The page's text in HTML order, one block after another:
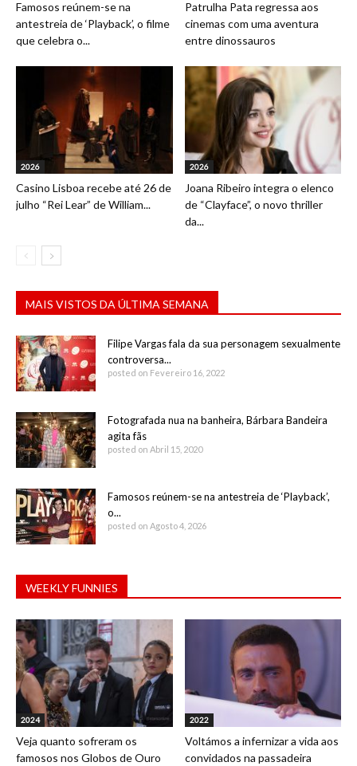
Famosos reúnem-se na
antestreia de ‘Playback’, o filme
que celebra o...
Patrulha Pata regressa aos
cinemas com uma aventura
entre dinossauros
2026
Casino Lisboa recebe até 26 de
julho “Rei Lear” de William...
2026
Joana Ribeiro integra o elenco
de “Clayface”, o novo thriller
da...
MAIS VISTOS DA ÚLTIMA SEMANA
Filipe Vargas fala da sua personagem sexualmente
controversa...
posted on Fevereiro 16, 2022
Fotografada nua na banheira, Bárbara Bandeira
agita fãs
posted on Abril 15, 2020
Famosos reúnem-se na antestreia de ‘Playback’,
o...
posted on Agosto 4, 2026
WEEKLY FUNNIES
2024
Veja quanto sofreram os
famosos nos Globos de Ouro
2022
Voltámos a infernizar a vida aos
convidados na passadeira